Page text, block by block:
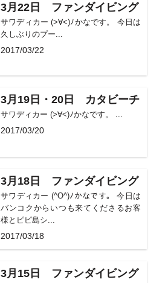
3月22日 ファンダイビング
サワディカー (>∀<)ﾉかなです。 今日は
久しぶりのプー...
2017/03/22
3月19日・20日 カタビーチ
サワディカー (>∀<)ﾉかなです。 ...
2017/03/20
3月18日 ファンダイビング
サワディカー (^O^)ﾉかなです。 今日は
バンコクからいつも来てくださるお客
様とピピ島シ...
2017/03/18
3月15日 ファンダイビング